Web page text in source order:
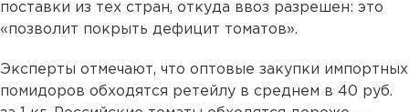
поставки из тех стран, откуда ввоз разрешен: это
«позволит покрыть дефицит томатов».
Эксперты отмечают, что оптовые закупки импортных
помидоров обходятся ретейлу в среднем в 40 руб.